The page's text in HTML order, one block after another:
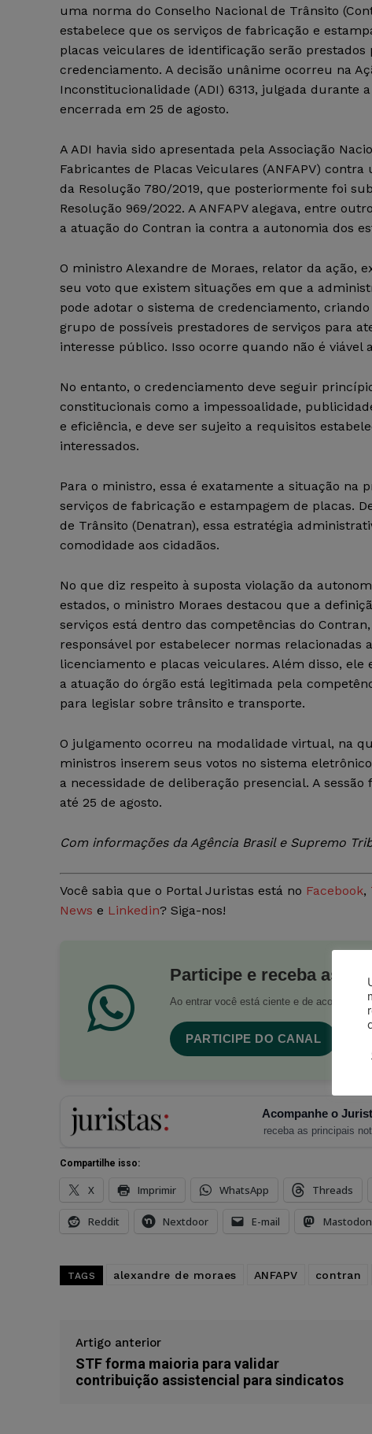
uma norma do Conselho Nacional de Trânsito
estabelece que os serviços de fabricação e
placas veiculares de identificação serão prestados
credenciamento. A decisão unânime ocorreu na
Inconstitucionalidade (ADI) 6313, julgada durante
encerrada em 25 de agosto.
A ADI havia sido apresentada pela Associação
Fabricantes de Placas Veiculares (ANFAPV) contra
da Resolução 780/2019, que posteriormente foi
Resolução 969/2022. A ANFAPV alegava, entre
a atuação do Contran ia contra a autonomia dos
O ministro Alexandre de Moraes, relator da ação,
seu voto que existem situações em que a
pode adotar o sistema de credenciamento,
grupo de possíveis prestadores de serviços para
interesse público. Isso ocorre quando não é viável
No entanto, o credenciamento deve seguir
constitucionais como a impessoalidade,
e eficiência, e deve ser sujeito a requisitos
interessados.
Para o ministro, essa é exatamente a situação na
serviços de fabricação e estampagem de placas.
de Trânsito (Denatran), essa estratégia
comodidade aos cidadãos.
No que diz respeito à suposta violação da
estados, o ministro Moraes destacou que a
serviços está dentro das competências do
responsável por estabelecer normas relacionadas
licenciamento e placas veiculares. Além disso, ele
a atuação do órgão está legitimada pela
para legislar sobre trânsito e transporte.
O julgamento ocorreu na modalidade virtual, na
ministros inserem seus votos no sistema
a necessidade de deliberação presencial. A sessão
até 25 de agosto.
Com informações da Agência Brasil e Supremo
Você sabia que o Portal Juristas está no Facebook,
News e Linkedin? Siga-nos!
Participe e receba as
Ao entrar você está ciente e de acordo
PARTICIPE DO CANAL
Acompanhe o
receba as principais
Compartilhe isso:
X Imprimir WhatsApp Threads
Reddit Nextdoor E-mail Mastodon
TAGS alexandre de moraes ANFAPV contran
Artigo anterior
STF forma maioria para validar
contribuição assistencial para sindicatos